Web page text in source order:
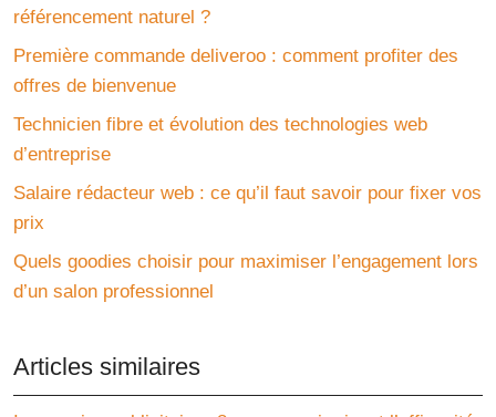
référencement naturel ?
Première commande deliveroo : comment profiter des
offres de bienvenue
Technicien fibre et évolution des technologies web
d’entreprise
Salaire rédacteur web : ce qu’il faut savoir pour fixer vos
prix
Quels goodies choisir pour maximiser l’engagement lors
d’un salon professionnel
Articles similaires